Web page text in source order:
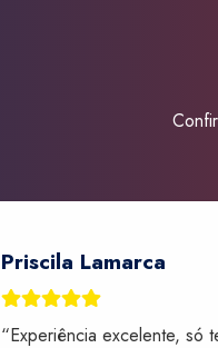
Priscila Lamarca
“Experiência excelente, só